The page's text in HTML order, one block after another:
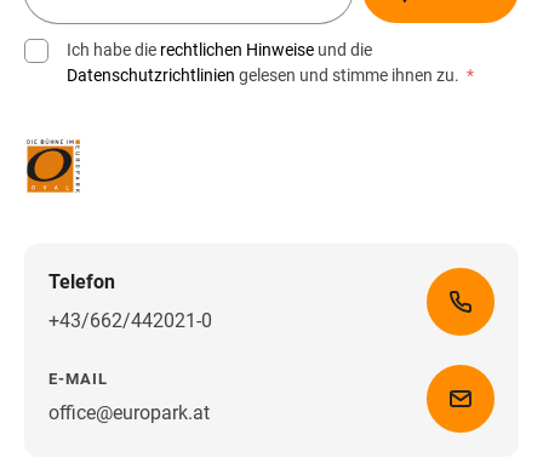
Ich habe die rechtlichen Hinweise und die
Datenschutzrichtlinien gelesen und stimme ihnen zu. *
Telefon
+43/662/442021-0
E-MAIL
office@europark.atWegbeschreibung erhalten